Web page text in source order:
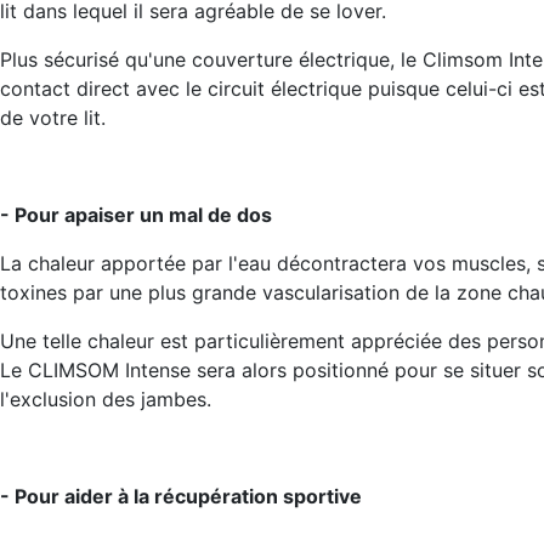
lit dans lequel il sera agréable de se lover.
Plus sécurisé qu'une couverture électrique, le Climsom
contact direct avec le circuit électrique puisque celui-ci
de votre lit.
- Pour apaiser un mal de dos
La chaleur apportée par l'eau décontractera vos
toxines par une plus grande vascularisation de la zone
Une telle chaleur est particulièrement appréciée des
Le CLIMSOM Intense sera alors positionné pour se situer
l'exclusion des jambes.
- Pour aider à la récupération sportive